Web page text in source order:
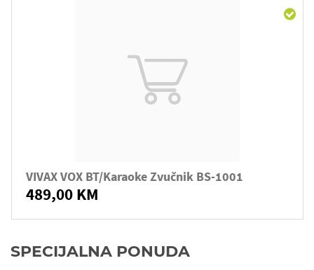
VIVAX VOX BT/karaoke Zvučnik BS-1001
489,00 KM
SPECIJALNA PONUDA